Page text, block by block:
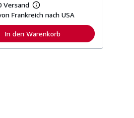
Versand
W
e
e
Frankreich nach USA
In den Warenkorb